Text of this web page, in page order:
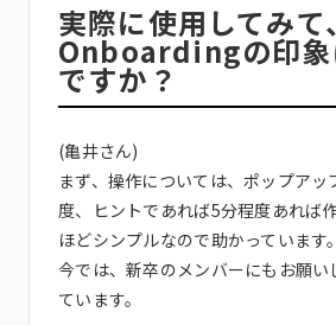
実際に使用してみて、
Onboardingの印象
ですか？
(亀井さん)
まず、操作については、ポップア
度、ヒントであれば5分程度あれば
ほどシンプルなので助かっています。
今では、新卒のメンバーにもお願い
ています。